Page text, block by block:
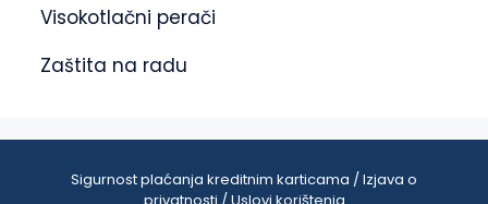
Visokotlačni perači
Zaštita na radu
Sigurnost plaćanja kreditnim karticama / Izjava o